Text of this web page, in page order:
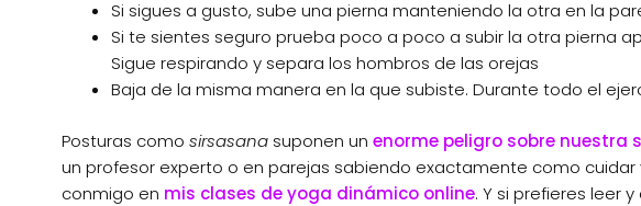
Si sigues a gusto, sube una pierna manteniendo la otra en la
Si te sientes seguro prueba poco a poco a subir la otra pierna
Sigue respirando y separa los hombros de las orejas
Baja de la misma manera en la que subiste. Durante todo el
Posturas comosirsasana suponen unenorme peligro sobre nuestra
un profesor experto o en parejas sabiendo exactamente como
conmigo en mis clases de yoga dinámico online. Y si prefieres leer